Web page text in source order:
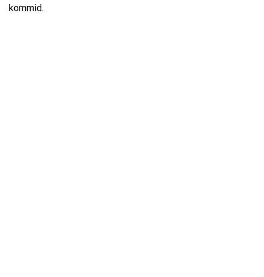
kommid.